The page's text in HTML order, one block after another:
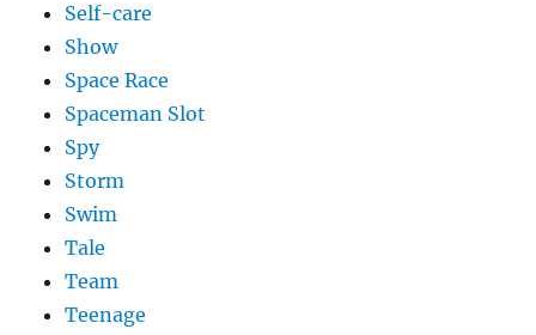
Self-care
Show
Space Race
Spaceman Slot
Spy
Storm
Swim
Tale
Team
Teenage